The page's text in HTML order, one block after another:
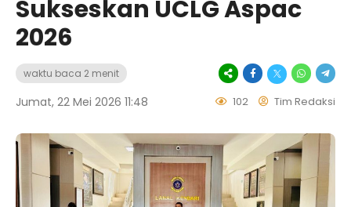
Sukseskan UCLG Aspac
2026
waktu baca 2 menit
Jumat, 22 Mei 2026 11:48 102 Tim Redaksi